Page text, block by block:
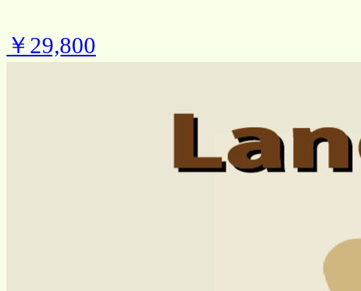
￥29,800